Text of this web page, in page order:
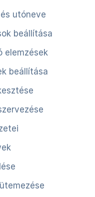
utóneve
beállítása
elemzések
beállítása